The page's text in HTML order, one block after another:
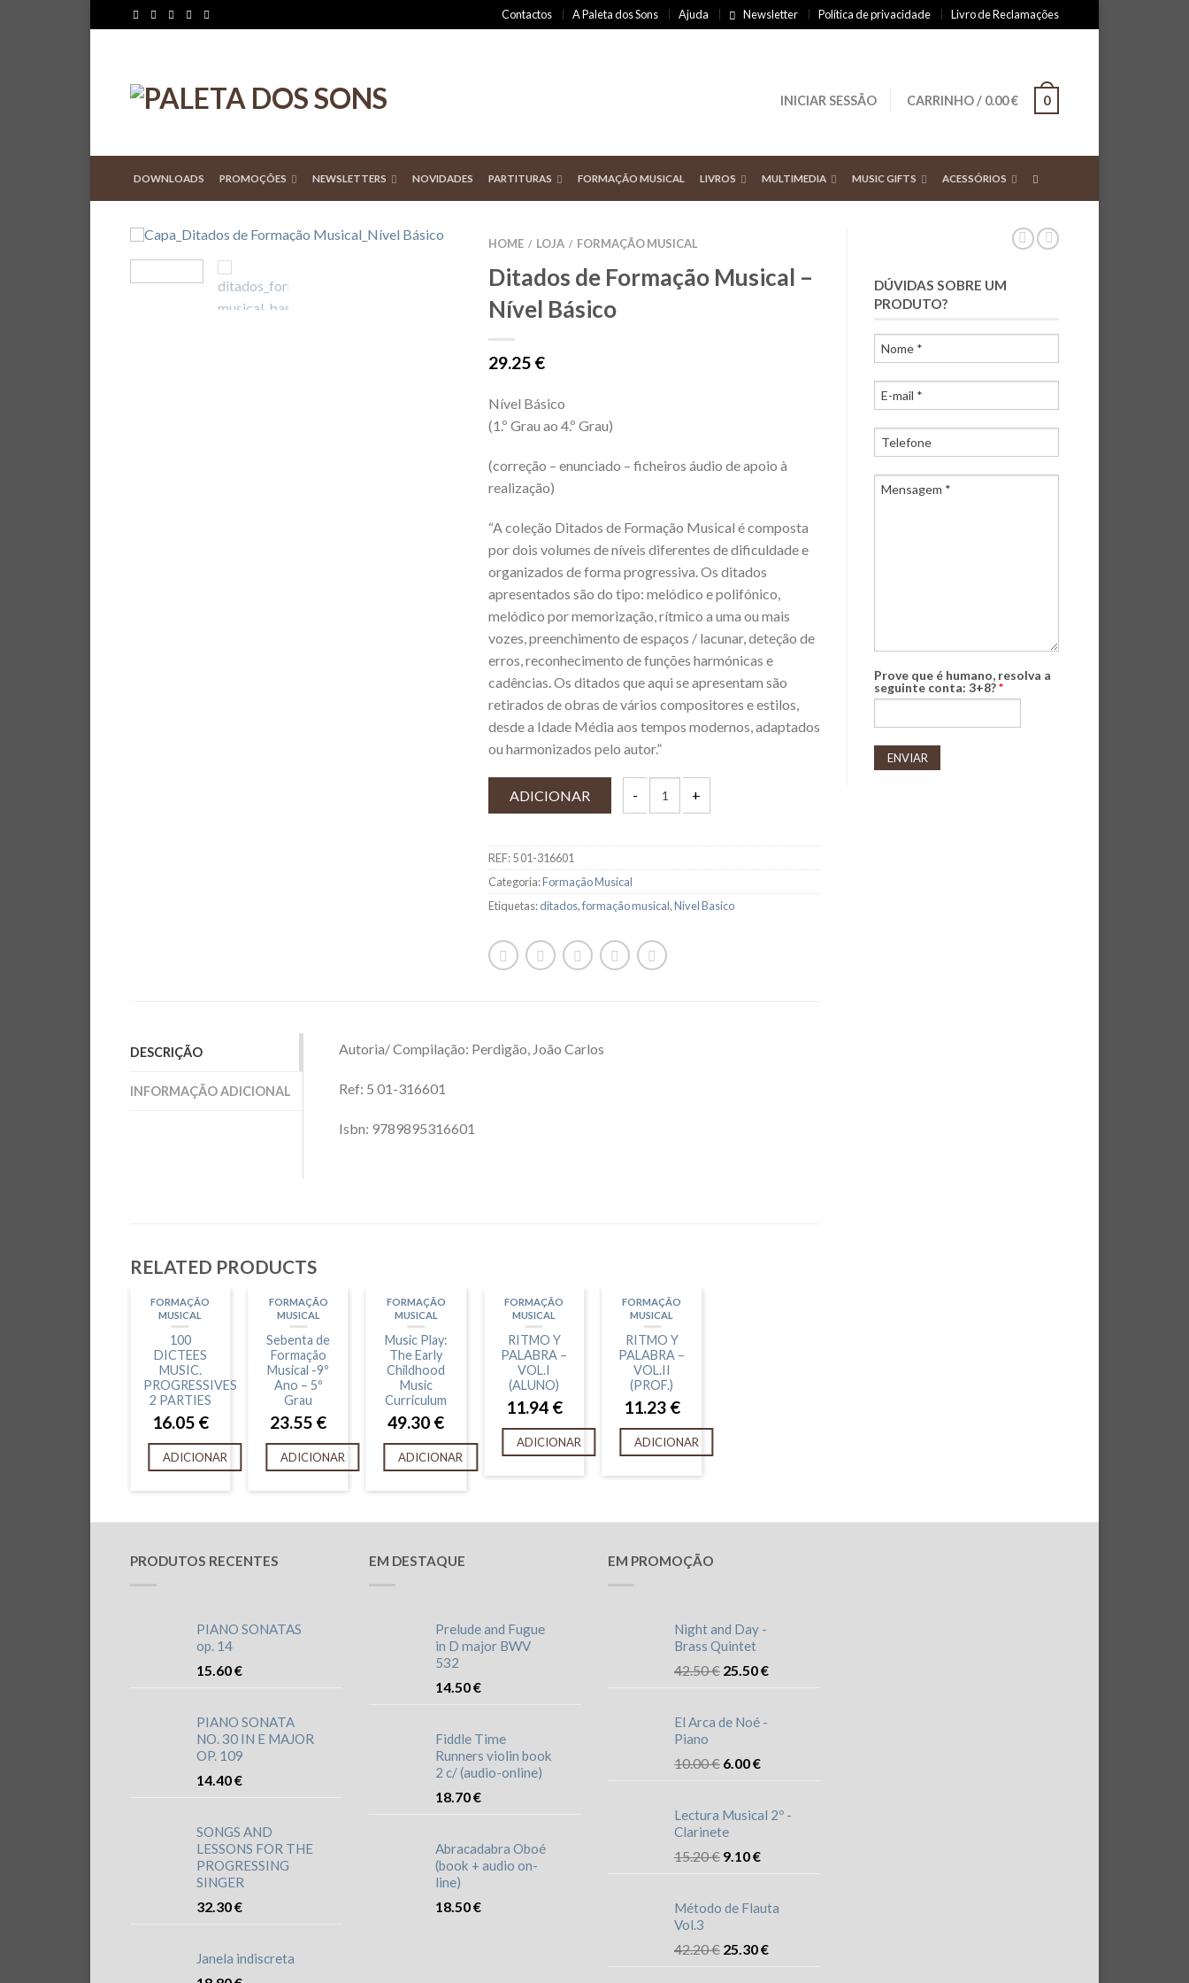
Contactos A Paleta dos Sons Ajuda Newsletter Política de privacidade Livro de Reclamações
INICIAR SESSÃO CARRINHO/ 0.00€ 0
DOWNLOADS PROMOÇÕES NEWSLETTERS NOVIDADES PARTITURAS FORMAÇÃO MUSICAL LIVROS MULTIMEDIA MUSIC GIFTS ACESSÓRIOS
HOME / LOJA / FORMAÇÃO MUSICAL
Ditados de Formação Musical –
Nível Básico
29.25 €
Nível Básico
(1.º Grau ao 4.º Grau)
(correção – enunciado – ficheiros áudio de apoio à
realização)
“A coleção Ditados de Formação Musical é composta
por dois volumes de níveis diferentes de dificuldade e
organizados de forma progressiva. Os ditados
apresentados são do tipo: melódico e polifónico,
melódico por memorização, rítmico a uma ou mais
vozes, preenchimento de espaços / lacunar, deteção de
erros, reconhecimento de funções harmónicas e
cadências. Os ditados que aqui se apresentam são
retirados de obras de vários compositores e estilos,
desde a Idade Média aos tempos modernos, adaptados
ou harmonizados pelo autor.”
ADICIONAR
REF:5 01-316601
Categoria:Formação Musical
Etiquetas:ditados,formação musical,Nivel Basico
DESCRIÇÃO
INFORMAÇÃO ADICIONAL
Autoria/ Compilação: Perdigão, João Carlos
Ref: 5 01-316601
Isbn: 9789895316601
RELATED PRODUCTS
FORMAÇÃO
MUSICAL
100
DICTEES
MUSIC.
PROGRESSIVES
2 PARTIES
16.05 €
ADICIONAR
FORMAÇÃO
MUSICAL
Sebenta de
Formação
Musical -9º
Ano – 5º
Grau
23.55 €
ADICIONAR
FORMAÇÃO
MUSICAL
Music Play:
The Early
Childhood
Music
Curriculum
49.30 €
ADICIONAR
FORMAÇÃO
MUSICAL
RITMO Y
PALABRA –
VOL.I
(ALUNO)
11.94 €
ADICIONAR
FORMAÇÃO
MUSICAL
RITMO Y
PALABRA –
VOL.II
(PROF.)
11.23 €
ADICIONAR
DÚVIDAS SOBRE UM
PRODUTO?
Prove que é humano, resolva a
seguinte conta: 3+8?*
PRODUTOS RECENTES
PIANO SONATAS
op. 14
15.60€
PIANO SONATA
NO. 30 IN E MAJOR
OP. 109
14.40€
SONGS AND
LESSONS FOR THE
PROGRESSING
SINGER
32.30€
Janela indiscreta
EM DESTAQUE
Prelude and Fugue
in D major BWV
532
14.50€
Fiddle Time
Runners violin book
2 c/ (audio-online)
18.70€
Abracadabra Oboé
(book + audio on-
line)
18.50€
EM PROMOÇÃO
Night and Day -
Brass Quintet
42.50€ 25.50€
El Arca de Noé -
Piano
10.00€ 6.00€
Lectura Musical 2º -
Clarinete
15.20€ 9.10€
Método de Flauta
Vol.3
42.20€ 25.30€